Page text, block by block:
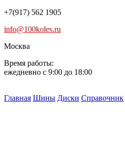
+7(917) 562 1905
info@100koles.ru
Москва
Время работы:
ежедневно с 9:00 до 18:00
Главная Шины Диски Справочник